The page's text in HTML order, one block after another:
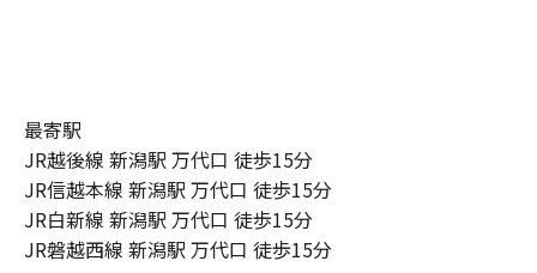
最寄駅
JR越後線 新潟駅 万代口 徒歩15分
JR信越本線 新潟駅 万代口 徒歩15分
JR白新線 新潟駅 万代口 徒歩15分
JR磐越西線 新潟駅 万代口 徒歩15分